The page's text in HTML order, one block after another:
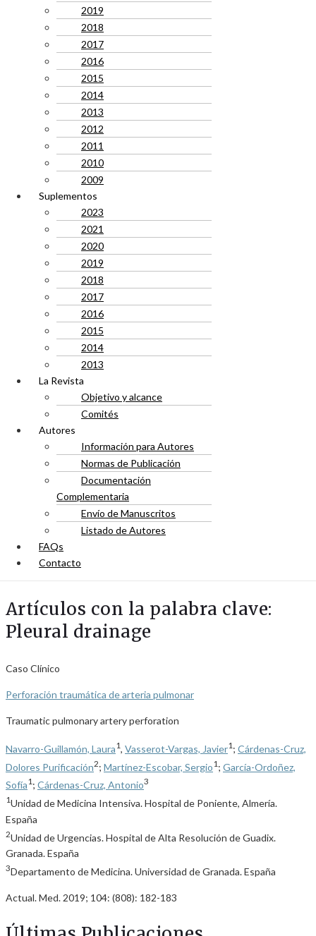
2019
2018
2017
2016
2015
2014
2013
2012
2011
2010
2009
Suplementos
2023
2021
2020
2019
2018
2017
2016
2015
2014
2013
La Revista
Objetivo y alcance
Comités
Autores
Información para Autores
Normas de Publicación
Documentación
Complementaria
Envío de Manuscritos
Listado de Autores
FAQs
Contacto
Artículos con la palabra clave:
Pleural drainage
Caso Clínico
Perforación traumática de arteria pulmonar
Traumatic pulmonary artery perforation
Navarro-Guillamón, Laura1, Vasserot-Vargas, Javier1 ; Cárdenas-Cruz,
Dolores Purificación2; Martínez-Escobar, Sergio1 ; García-Ordoñez,
Sofía1 ; Cárdenas-Cruz, Antonio3
1Unidad de Medicina Intensiva. Hospital de Poniente, Almería.
España
2Unidad de Urgencias. Hospital de Alta Resolución de Guadix.
Granada. España
3Departamento de Medicina. Universidad de Granada. España
Actual. Med. 2019; 104: (808): 182-183